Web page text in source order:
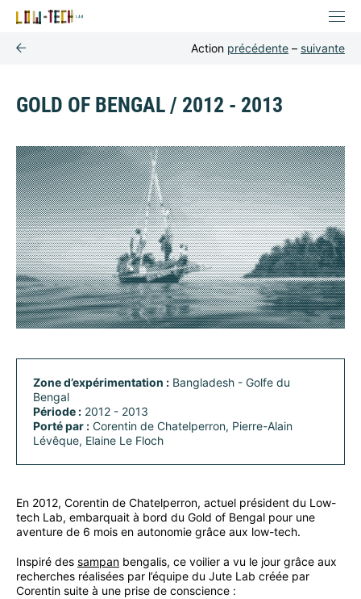
Action précédente – suivante
GOLD OF BENGAL / 2012 - 2013
Zone d’expérimentation : Bangladesh - Golfe du
Bengal
Période : 2012 - 2013
Porté par : Corentin de Chatelperron, Pierre-Alain
Lévêque, Elaine Le Floch
En 2012, Corentin de Chatelperron, actuel président du Low-
tech Lab, embarquait à bord du Gold of Bengal pour une
aventure de 6 mois en autonomie grâce aux low-tech.
Inspiré des sampan bengalis, ce voilier a vu le jour grâce aux
recherches réalisées par l’équipe du Jute Lab créée par
Corentin suite à une prise de conscience :